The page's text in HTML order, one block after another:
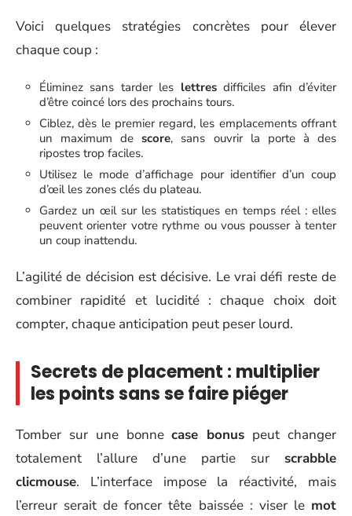
Voici quelques stratégies concrètes pour élever
chaque coup :
Éliminez sans tarder les lettresdifficiles afin d’éviter
d’être coincé lors des prochains tours.
Ciblez, dès le premier regard, les emplacements offrant
un maximum descore, sans ouvrir la porte à des
ripostes trop faciles.
Utilisez le mode d’affichage pour identifier d’un coup
d’œil les zones clés du plateau.
Gardez un œil sur les statistiques en temps réel : elles
peuvent orienter votre rythme ou vous pousser à tenter
un coup inattendu.
L’agilité de décision est décisive. Le vrai défi reste de
combiner rapidité et lucidité : chaque choix doit
compter, chaque anticipation peut peser lourd.
Secrets de placement : multiplier
les points sans se faire piéger
Tomber sur une bonnecase bonus peut changer
totalement l’allure d’une partie sur scrabble
clicmouse. L’interface impose la réactivité, mais
l’erreur serait de foncer tête baissée : viser le mot